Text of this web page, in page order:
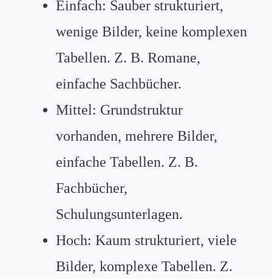
Einfach: Sauber strukturiert,
wenige Bilder, keine komplexen
Tabellen. Z. B. Romane,
einfache Sachbücher.
Mittel: Grundstruktur
vorhanden, mehrere Bilder,
einfache Tabellen. Z. B.
Fachbücher,
Schulungsunterlagen.
Hoch: Kaum strukturiert, viele
Bilder, komplexe Tabellen. Z.